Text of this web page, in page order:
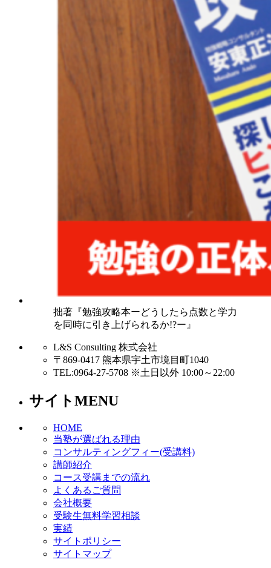
拙著『勉強攻略本ーどうしたら点数と学力
を同時に引き上げられるか!?ー』
L&S Consulting 株式会社
〒869-0417 熊本県宇土市境目町1040
TEL:0964-27-5708 ※土日以外 10:00～22:00
サイトMENU
HOME
当塾が選ばれる理由
コンサルティングフィー(受講料)
講師紹介
コース受講までの流れ
よくあるご質問
会社概要
受験生無料学習相談
実績
サイトポリシー
サイトマップ